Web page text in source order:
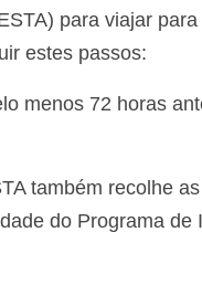
para viajar
estes passos:
menos 72 horas
também recolhe
do Programa de